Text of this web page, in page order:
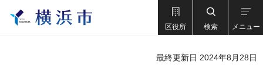
区役所 検索 メニュー
最終更新日 2024年8月28日